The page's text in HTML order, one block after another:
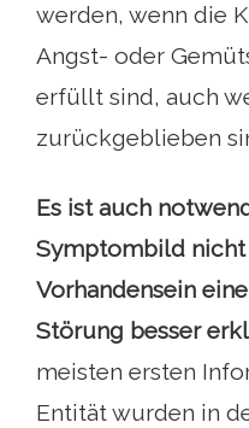
werden, wenn die
Angst- oder
erfüllt sind, auch
zurückgeblieben
Es ist auch
Symptombild nicht
Vorhandensein
Störung besser
meisten ersten
Entität wurden in